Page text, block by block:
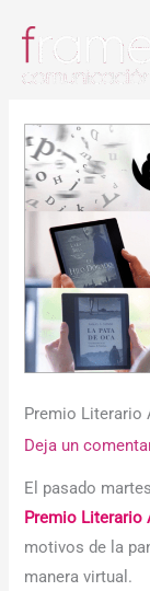
contenido
Premio Literario
Deja un
El pasado
Premio Literario
motivos de la
manera virtual.